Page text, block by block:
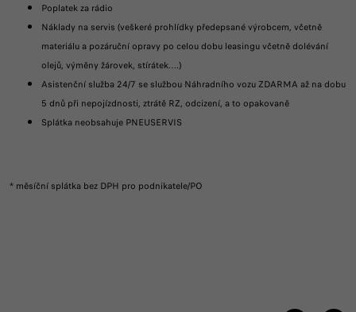
Poplatek za rádio
Náklady na servis (veškeré prohlídky předepsané výrobcem, včetně
materiálu a pozáruční opravy po celou dobu leasingu včetně dolévání
olejů, výměny žárovek, stírátek….)
Asistenční služba 24/7 se službou Náhradního vozu ZDARMA až na dobu
5 dnů při nepojízdnosti, ztrátě RZ, odcizení, a to opakovaně
Splátka neobsahuje PNEUSERVIS
* měsíční splátka bez DPH pro podnikatele/PO